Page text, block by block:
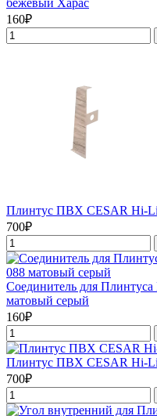
бежевый Харас
160₽
Плинтус ПВХ CESAR Hi-
700₽
Соединитель для
матовый серый
160₽
Плинтус ПВХ CESAR Hi-
700₽